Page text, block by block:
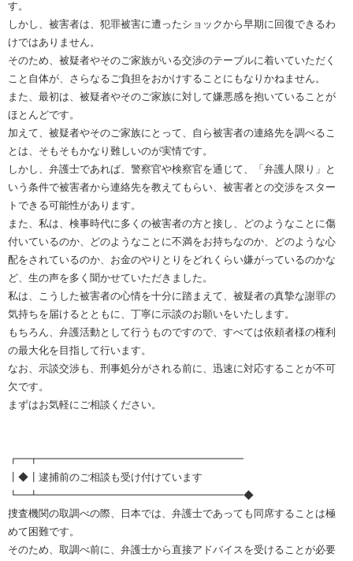
す。
しかし、被害者は、犯罪被害に遭ったショックから早期に回復できるわ
けではありません。
そのため、被疑者やそのご家族がいる交渉のテーブルに着いていただく
こと自体が、さらなるご負担をおかけすることにもなりかねません。
また、最初は、被疑者やそのご家族に対して嫌悪感を抱いていることが
ほとんどです。
加えて、被疑者やそのご家族にとって、自ら被害者の連絡先を調べるこ
とは、そもそもかなり難しいのが実情です。
しかし、弁護士であれば、警察官や検察官を通じて、「弁護人限り」と
いう条件で被害者から連絡先を教えてもらい、被害者との交渉をスター
トできる可能性があります。
また、私は、検事時代に多くの被害者の方と接し、どのようなことに傷
付いているのか、どのようなことに不満をお持ちなのか、どのような心
配をされているのか、お金のやりとりをどれくらい嫌がっているのかな
ど、生の声を多く聞かせていただきました。
私は、こうした被害者の心情を十分に踏まえて、被疑者の真摯な謝罪の
気持ちを届けるとともに、丁寧に示談のお願いをいたします。
もちろん、弁護活動として行うものですので、すべては依頼者様の権利
の最大化を目指して行います。
なお、示談交渉も、刑事処分がされる前に、迅速に対応することが不可
欠です。
まずはお気軽にご相談ください。
┏━┳━━━━━━━━━━━━━━━━━━━━
┃◆┃逮捕前のご相談も受け付けています
┗━┻━━━━━━━━━━━━━━━━━━━━◆
捜査機関の取調べの際、日本では、弁護士であっても同席することは極
めて困難です。
そのため、取調べ前に、弁護士から直接アドバイスを受けることが必要